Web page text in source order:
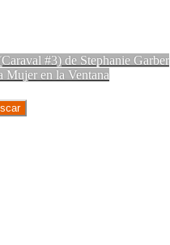
#3) de Stephanie Garber
Mujer en la Ventana